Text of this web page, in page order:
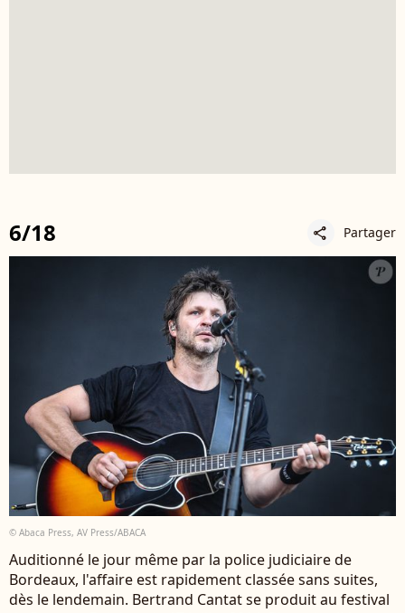
6/18 share Partager
© Abaca Press, AV Press/ABACA
Auditionné le jour même par la police judiciaire de
Bordeaux, l'affaire est rapidement classée sans suites,
dès le lendemain. Bertrand Cantat se produit au festival